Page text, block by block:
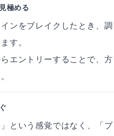
極める
ンをブレイクしたとき、調
す。
エントリーすることで、方
という感覚ではなく、「ブ